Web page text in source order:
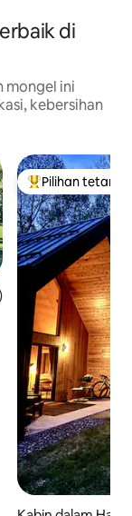
di
mongel ini
kebersihan
4.98 daripada
Pilihan utama
Pilihan tetamu